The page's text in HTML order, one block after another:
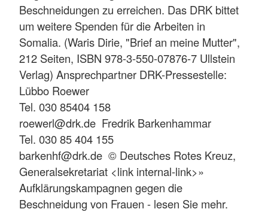
Beschneidungen zu erreichen. Das DRK bittet
um weitere Spenden für die Arbeiten in
Somalia. (Waris Dirie, "Brief an meine Mutter",
212 Seiten, ISBN 978-3-550-07876-7 Ullstein
Verlag) Ansprechpartner DRK-Pressestelle:
Lübbo Roewer
Tel. 030 85404 158
roewerl@drk.de Fredrik Barkenhammar
Tel. 030 85 404 155
barkenhf@drk.de © Deutsches Rotes Kreuz,
Generalsekretariat <link internal-link>»
Aufklärungskampagnen gegen die
Beschneidung von Frauen - lesen Sie mehr.